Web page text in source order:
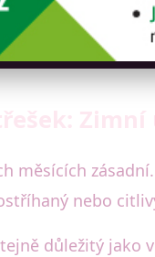
měsících
nebo
důležitý jako